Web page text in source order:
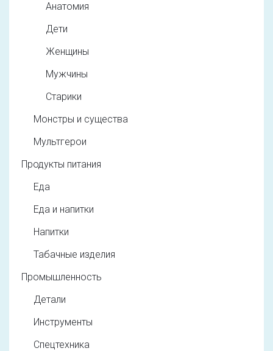
Анатомия
Дети
Женщины
Мужчины
Старики
Монстры и существа
Мультгерои
Продукты питания
Еда
Еда и напитки
Напитки
Табачные изделия
Промышленность
Детали
Инструменты
Спецтехника